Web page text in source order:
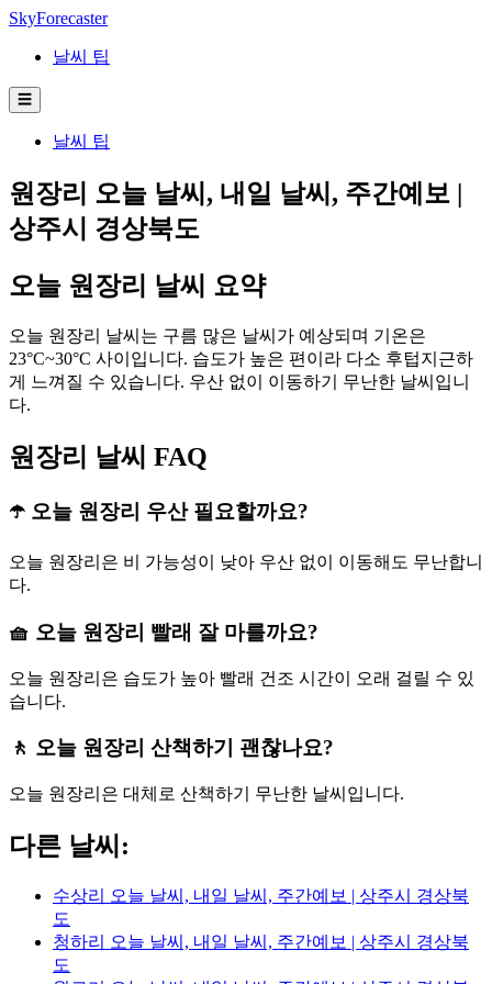
SkyForecaster
날씨 팁
☰
날씨 팁
원장리 오늘 날씨, 내일 날씨, 주간예보 |
상주시 경상북도
오늘 원장리 날씨 요약
오늘 원장리 날씨는 구름 많은 날씨가 예상되며 기온은
23°C~30°C 사이입니다. 습도가 높은 편이라 다소 후텁지근하
게 느껴질 수 있습니다. 우산 없이 이동하기 무난한 날씨입니
다.
원장리 날씨 FAQ
☂️ 오늘 원장리 우산 필요할까요?
오늘 원장리은 비 가능성이 낮아 우산 없이 이동해도 무난합니
다.
🧺 오늘 원장리 빨래 잘 마를까요?
오늘 원장리은 습도가 높아 빨래 건조 시간이 오래 걸릴 수 있
습니다.
🚶 오늘 원장리 산책하기 괜찮나요?
오늘 원장리은 대체로 산책하기 무난한 날씨입니다.
다른 날씨:
수상리 오늘 날씨, 내일 날씨, 주간예보 | 상주시 경상북
도
청하리 오늘 날씨, 내일 날씨, 주간예보 | 상주시 경상북
도